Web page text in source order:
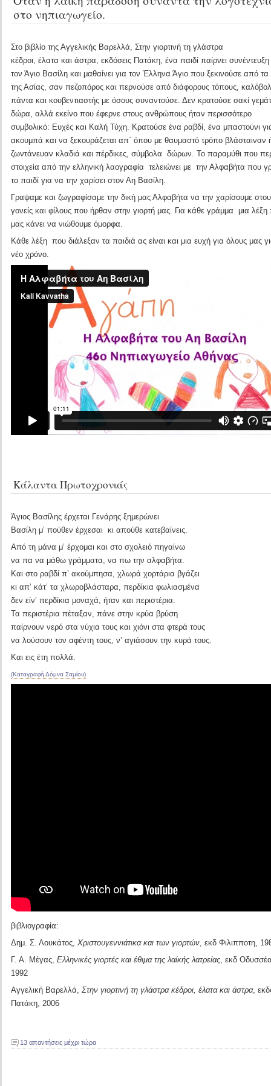
στο νηπιαγωγείο.
Στο βιβλίο της Αγγελικής Βαρελλά, Στην γιορτινή τη γλάστρα
κέδροι, έλατα και άστρα, εκδόσεις Πατάκη, ένα παιδί παίρνει
τον Άγιο Βασίλη και μαθαίνει για τον Έλληνα Άγιο που ξεκινούσε από
της Ασίας, σαν πεζοπόρος και περνούσε από διάφορους τόπους,
πάντα και κουβεντιαστής με όσους συναντούσε. Δεν κρατούσε σακί
δώρα, αλλά εκείνο που έφερνε στους ανθρώπους ήταν περισσότερο
συμβολικό: Ευχές και Καλή Τύχη. Κρατούσε ένα ραβδί, ένα μπαστούνι
ακουμπά και να ξεκουράζεται απ΄ όπου με θαυμαστό τρόπο βλάσταιναν
ζωντάνευαν κλαδιά και πέρδικες, σύμβολα δώρων. Το παραμύθι που
στοιχεία από την ελληνική λαογραφία τελειώνει με την Αλφαβήτα που
το παιδί για να την χαρίσει στον Αη Βασίλη.
Γραψαμε και ζωγραφίσαμε την δική μας Αλφαβήτα να την χαρίσουμε
γονείς και φίλους που ήρθαν στην γιορτή μας. Για κάθε γράμμα μια λέξη
μας κάνει να νιώθουμε όμορφα.
Κάθε λέξη που διάλεξαν τα παιδιά ας είναι και μια ευχή για όλους μας
νέο χρόνο.
Κάλαντα Πρωτοχρονιάς
Άγιος Βασίλης έρχεται Γενάρης ξημερώνει
Βασίλη μ’ πούθεν έρχεσαι κι απούθε κατεβαίνεις.
Από τη μάνα μ’ έρχομαι και στο σχολειό πηγαίνω
να πα να μάθω γράμματα, να πω την αλφαβήτα.
Και στο ραβδί π’ ακούμπησα, χλωρά χορτάρια βγάζει
κι απ’ κάτ’ τα χλωροβλάσταρα, περδίκια φωλιασμένα
δεν είν’ περδίκια μοναχά, ήταν και περιστέρια.
Τα περιστέρια πέταξαν, πάνε στην κρύα βρύση
παίρνουν νερό στα νύχια τους και χιόνι στα φτερά τους
να λούσουν τον αφέντη τους, ν’ αγιάσουν την κυρά τους.
Και εις έτη πολλά.
(Καταγραφή Δόμνα Σαμίου)
βιβλιογραφία:
Δημ. Σ. Λουκάτος, Χριστουγεννιάτικα και των γιορτών, εκδ Φιλιπποτη,
Γ. Α. Μέγας, Ελληνικές γιορτές και έθιμα της λαίκής λατρείας, εκδ
1992
Αγγελική Βαρελλά, Στην γιορτινή τη γλάστρα κέδροι, έλατα και άστρα,
Πατάκη, 2006
13 απαντήσεις μέχρι τώρα